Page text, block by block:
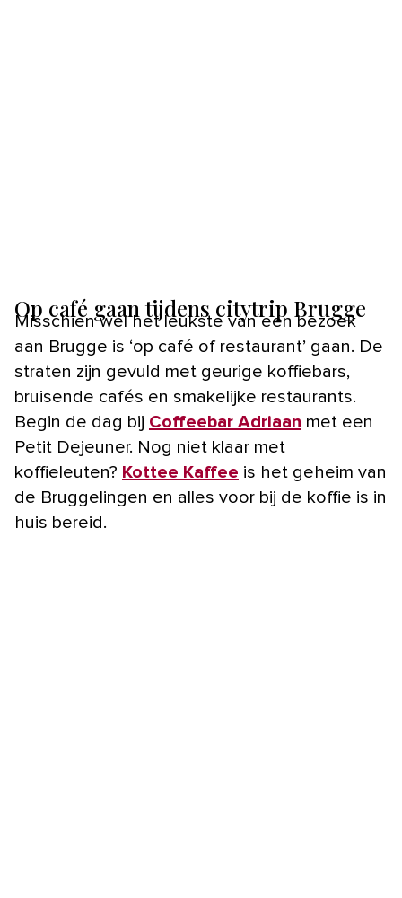
Op café gaan tijdens citytrip Brugge
Misschien wel het leukste van een bezoek
aan Brugge is ‘op café of restaurant’ gaan. De
straten zijn gevuld met geurige koffiebars,
bruisende cafés en smakelijke restaurants.
Begin de dag bij Coffeebar Adriaan met een
Petit Dejeuner. Nog niet klaar met
koffieleuten? Kottee Kaffee is het geheim van
de Bruggelingen en alles voor bij de koffie is in
huis bereid.